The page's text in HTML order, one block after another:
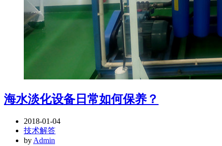
海水淡化设备日常如何保养？
2018-01-04
技术解答
by Admin